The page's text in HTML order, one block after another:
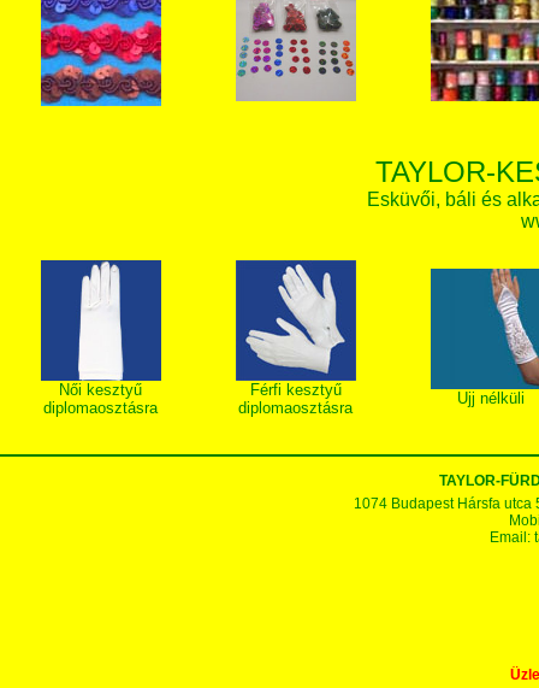
TAYLOR-
Esküvői, báli és
Női kesztyű
diplomaosztásra
Férfi kesztyű
diplomaosztásra
Ujj nélküli
TAYLOR-
1074 Budapest Hársfa utca
Email: